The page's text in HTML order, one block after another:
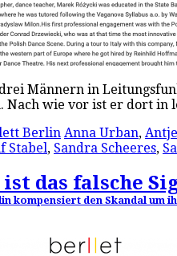
Männern in
Nach wie vor ist er dort in
Berlin Anna Urban,
Stabel, Sandra Scheeres,
das falsche
kompensiert den Skandal